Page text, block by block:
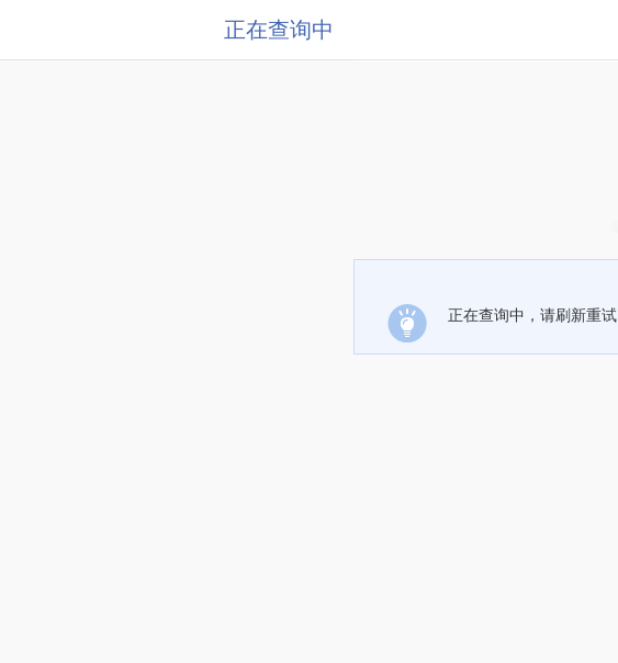
正在查询中
正在查询中，请刷新重试